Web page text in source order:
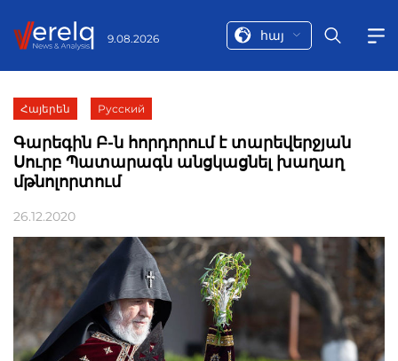
9.08.2026 հայ
Հայերեն Русский
Գարեգին Բ-ն հորդորում է տարեվերջյան
Սուրբ Պատարագն անցկացնել խաղաղ
մթնոլորտում
26.12.2020